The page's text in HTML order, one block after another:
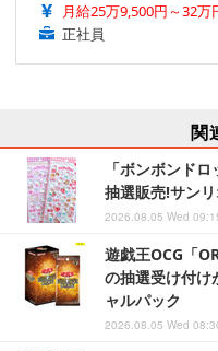
月給25万9,500円～32万
正社員
関
「ボンボンド
抽選販売!サン
2026.08.05 Wed
遊戯王OCG「
の抽選受け付け
ャルパック
2026.08.05 Wed